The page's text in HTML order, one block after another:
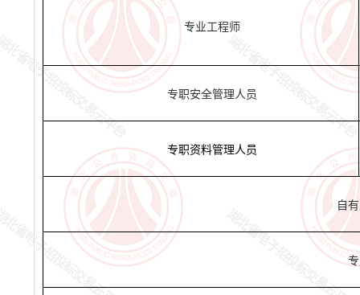
专业工程师
专职安全管理人员
专职资料管理人员
自